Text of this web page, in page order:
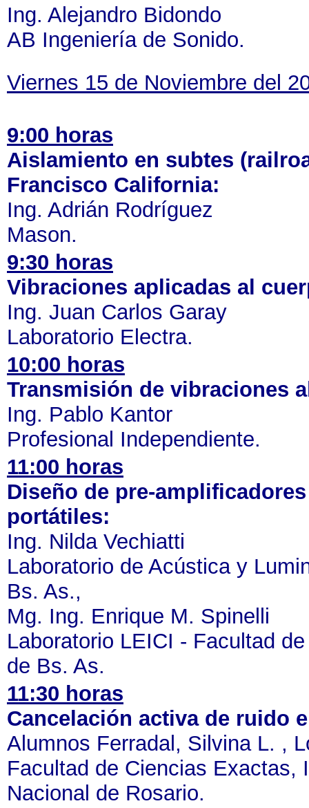
Ing. Alejandro Bidondo
AB Ingeniería de Sonido.
Viernes 15 de Noviembre del
9:00 horas
Aislamiento en subtes
Francisco California:
Ing. Adrián Rodríguez
Mason.
9:30 horas
Vibraciones aplicadas al
Ing. Juan Carlos Garay
Laboratorio Electra.
10:00 horas
Transmisión de vibraciones
Ing. Pablo Kantor
Profesional Independiente.
11:00 horas
Diseño de pre-
portátiles:
Ing. Nilda Vechiatti
Laboratorio de Acústica y
Bs. As.,
Mg. Ing. Enrique M. Spinelli
Laboratorio LEICI - Facultad
de Bs. As.
11:30 horas
Cancelación activa de ruido
Alumnos Ferradal, Silvina L. ,
Facultad de Ciencias Exactas,
Nacional de Rosario.